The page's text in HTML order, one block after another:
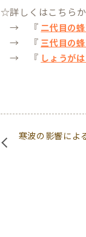
☆詳しくはこちら
→ 『 二代目の
→ 『 三代目の
→ 『 しょうが
寒波の影響によ